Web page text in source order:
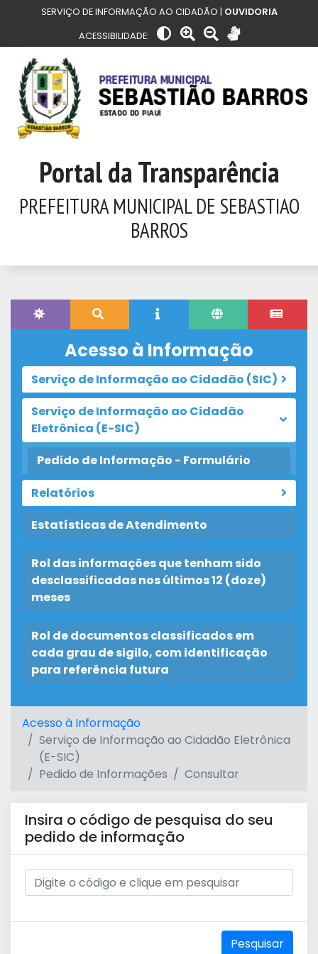
SERVIÇO DE INFORMAÇÃO AO CIDADÃO | OUVIDORIA
ACESSIBILIDADE:
Portal da Transparência
PREFEITURA MUNICIPAL DE SEBASTIAO
BARROS
Acesso à Informação
Serviço de Informação ao Cidadão (SIC)
Serviço de Informação ao Cidadão
Eletrônica (E-SIC)
Pedido de Informação - Formulário
Relatórios
Estatísticas de Atendimento
Rol das informações que tenham sido
desclassificadas nos últimos 12 (doze)
meses
Rol de documentos classificados em
cada grau de sigilo, com identificação
para referência futura
Acesso à Informação
Serviço de Informação ao Cidadão Eletrônica
(E-SIC)
Pedido de Informações
Consultar
Insira o código de pesquisa do seu
pedido de informação
Pesquisar